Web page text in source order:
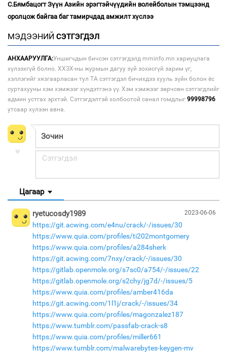
С.Бямбацогт Зүүн Азийн эрэгтэйчүүдийн волейболын тэмцээнд
оролцож байгаа баг тамирчдад амжилт хүслээ
МЭДЭЭНИЙ СЭТГЭГДЭЛ
АНХААРУУЛГА:Уншигчдын бичсэн сэтгэгдэлд mminfo.mn хариуцлага
хүлээхгүй болно. ХХЗХ-ны журмын дагуу зүй зохисгүй зарим үг,
хэллэгийг хязгаарласан тул ТА сэтгэгдэл бичихдээ хууль зүйн болон ёс
суртахууны хэм хэмжээг хүндэтгэнэ үү. Хэм хэмжээг зөрчсөн сэтгэгдлийг
админ устгах эрхтэй. Сэтгэгдэлтэй холбоотой санал гомдлыг 99998796
утсаар хүлээн авна.
Цагаар
2023-06-06
ryetucosdy1989
https://git.acwing.com/e4nu/crack/-/issues/30
https://www.quia.com/profiles/ti202montgomery
https://www.quia.com/profiles/a284sherk
https://git.acwing.com/7nxy/crack/-/issues/30
https://gitlab.openmole.org/s7sc0/a754/-/issues/22
https://gitlab.openmole.org/s2chy/jg7d/-/issues/5
https://www.quia.com/profiles/amber416da
https://git.acwing.com/1l1j/crack/-/issues/34
https://www.quia.com/profiles/magonzalez187
https://www.tumblr.com/passfab-crack-s8
https://www.quia.com/profiles/miller661
https://www.tumblr.com/malwarebytes-keygen-mv